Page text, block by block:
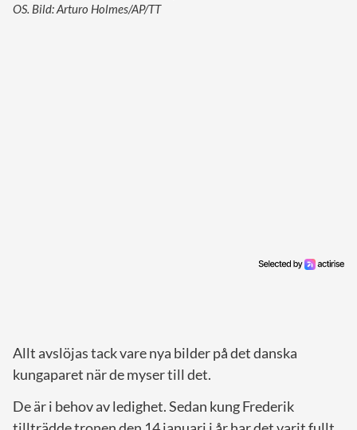
OS. Bild: Arturo Holmes/AP/TT
Allt avslöjas tack vare nya bilder på det danska
kungaparet när de myser till det.
De är i behov av ledighet. Sedan kung Frederik